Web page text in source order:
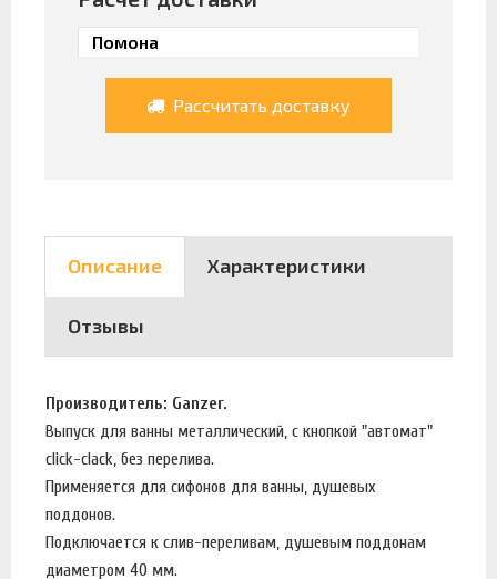
Рассчитать доставку
Описание Характеристики
Отзывы
Производитель: Ganzer.
Выпуск для ванны металлический, с кнопкой "автомат"
click-clack, без перелива.
Применяется для сифонов для ванны, душевых
поддонов.
Подключается к слив-переливам, душевым поддонам
диаметром 40 мм.